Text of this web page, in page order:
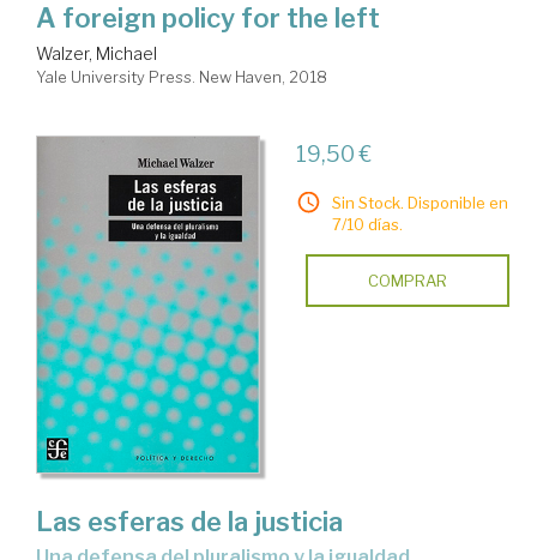
A foreign policy for the left
Walzer, Michael
Yale University Press. New Haven, 2018
19,50 €
Sin Stock. Disponible en
7/10 días.
COMPRAR
Las esferas de la justicia